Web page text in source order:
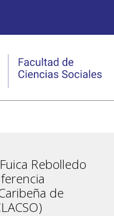
Rebolledo
de